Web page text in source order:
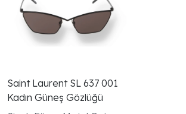
Saint Laurent SL 637 001
Kadın Güneş Gözlüğü